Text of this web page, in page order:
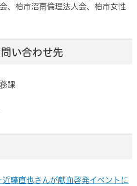
、柏市沼南倫理法人会、柏市女性
い合わせ先
課
藤直也さんが献血啓発イベントに